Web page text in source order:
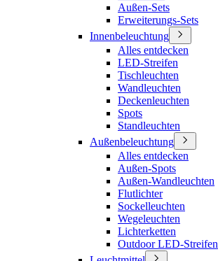
Außen-Sets
Erweiterungs-Sets
Innenbeleuchtung
Alles entdecken
LED-Streifen
Tischleuchten
Wandleuchten
Deckenleuchten
Spots
Standleuchten
Außenbeleuchtung
Alles entdecken
Außen-Spots
Außen-Wandleuchten
Flutlichter
Sockelleuchten
Wegeleuchten
Lichterketten
Outdoor LED-Streifen